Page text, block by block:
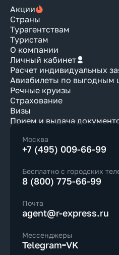
Акции
Страны
Турагентствам
Туристам
О компании
Личный кабинет
Расчет индивидуальных
Авиабилеты по выгодным
Речные круизы
Страхование
Визы
Прием и выдача
Москва
+7 (495) 009-66-99
Бесплатно с городских
8 (800) 775-66-99
Почта
agent@r-express.ru
Мессенджеры
Telegram VK